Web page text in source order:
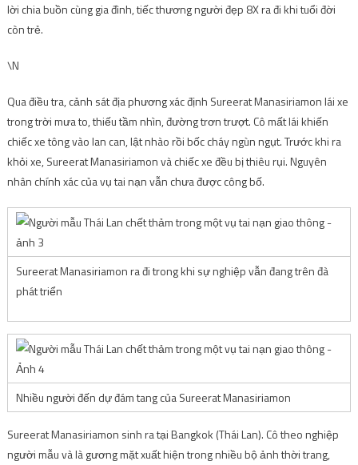
lời chia buồn cùng gia đình, tiếc thương người đẹp 8X ra đi khi tuổi đời
còn trẻ.
\N
Qua điều tra, cảnh sát địa phương xác định Sureerat Manasiriamon lái xe
trong trời mưa to, thiếu tầm nhìn, đường trơn trượt. Cô mất lái khiến
chiếc xe tông vào lan can, lật nhào rồi bốc cháy ngùn ngụt. Trước khi ra
khỏi xe, Sureerat Manasiriamon và chiếc xe đều bị thiêu rụi. Nguyên
nhân chính xác của vụ tai nạn vẫn chưa được công bố.
Sureerat Manasiriamon ra đi trong khi sự nghiệp vẫn đang trên đà
phát triển
Nhiều người đến dự đám tang của Sureerat Manasiriamon
Sureerat Manasiriamon sinh ra tại Bangkok (Thái Lan). Cô theo nghiệp
người mẫu và là gương mặt xuất hiện trong nhiều bộ ảnh thời trang,